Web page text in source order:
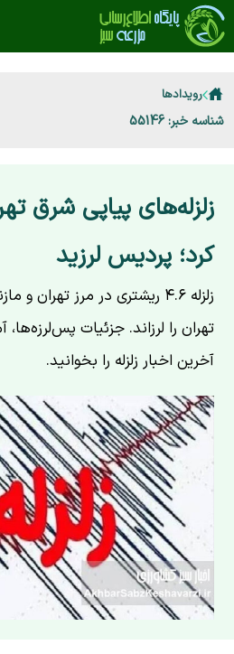
رویدادها
شناسه خبر: 55146
زلزله‌های پیاپی شرق
کرد؛ پردیس لرزید
زلزله ۴.۶ ریشتری در مرز
تهران را لرزاند. جزئیات
آخرین اخبار زلزله را بخوانید.